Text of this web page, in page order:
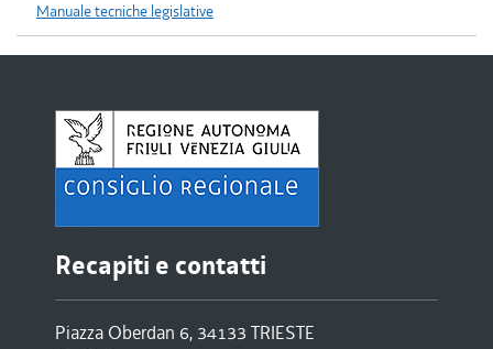
Manuale tecniche legislative
Recapiti e contatti
Piazza Oberdan 6, 34133 TRIESTE